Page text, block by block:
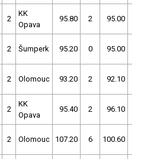
2
KK
Opava
95.80 2 95.00
2 Šumperk 95.20 0 95.00
2 Olomouc 93.20 2 92.10
2
KK
Opava
95.40 2 96.10
2 Olomouc 107.20 6 100.60